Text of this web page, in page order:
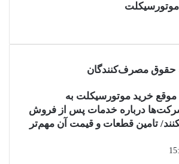
حقوق مصرف‌کنندگان
خرید موتورسیکلت به
درباره خدمات پس از فروش
تامین قطعات و قیمت آن مهم‌تر